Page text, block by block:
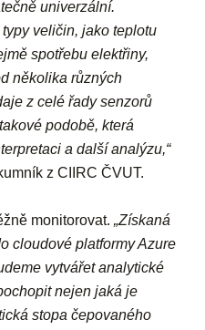
univerzální.
veličin, jako teplotu
spotřebu elektřiny,
několika různých
z celé řady senzorů
podobě, která
a další analýzu,“
z CIIRC ČVUT.
monitorovat.„Získaná
cloudové platformy Azure
vytvářet analytické
nejen jaká je
stopa čepovaného